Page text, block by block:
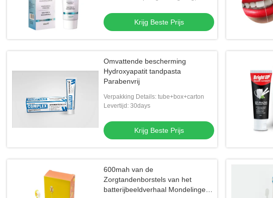
Krijg Beste Prijs
Omvattende bescherming
Hydroxyapatit tandpasta
Parabenvrij
Verpakking Details: tube+box+carton
Levertijd: 30days
Krijg Beste Prijs
600mah van de
Zorgtandenborstels van het
batterijbeeldverhaal Mondelinge